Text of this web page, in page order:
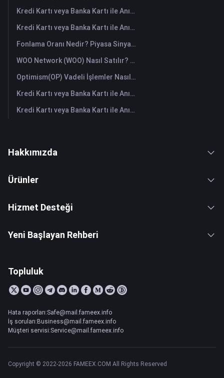
Kredi Kartı veya Banka Kartı ile Anında Tutorial (TUT) Satın Alın
Kredi Kartı veya Banka Kartı ile Anında Space ID (ID) Satın Alın
Fonlama Oranı Nedir? Piyasa Sinyallerini ve Yaygın Yanlış Kullanımlarını Anlamak
WOO Network (WOO) Nasıl Satılır? | FameEX
Optimism(OP) Vadeli İşlemler Nasıl Yapılır: Yeni Başlayanlar İçin Kapsamlı Bir Rehber
Kredi Kartı veya Banka Kartı ile Anında Starknet (STRK) Satın Alın
Kredi Kartı veya Banka Kartı ile Anında The Graph (GRT) Satın Alın
Hakkımızda
Ürünler
Hizmet Desteği
Yeni Başlayan Rehberi
Topluluk
Hata raporları:Safe@mail.fameex.info
İş soruları:Business@mail.fameex.info
Müşteri servisi:Service@mail.fameex.info
Copyright © 2022-2026 FAMEEX.COM All Rights Reserved